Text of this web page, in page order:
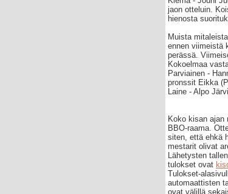
jaon otteluin.
hienosta
Muista
ennen viimeistä
perässä.
Kokoelmaa
Parviainen -
pronssit Eikka
Laine - Alpo
Koko kisan ajan
BBO-raama.
siten, että ehkä
mestarit olivat
Lähetysten
tulokset ovat
Tulokset-
automaattisten
ovat välillä